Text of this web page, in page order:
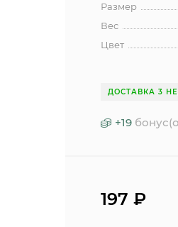
Размер
Вес
Цвет
ДОСТАВКА 3
+19
197₽